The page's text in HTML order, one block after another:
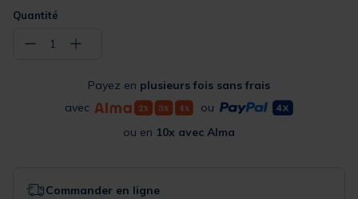
Quantité
− 1 +
Payez en plusieurs fois sans frais
avec
ou
ou en 10x avec Alma
Commander en ligne